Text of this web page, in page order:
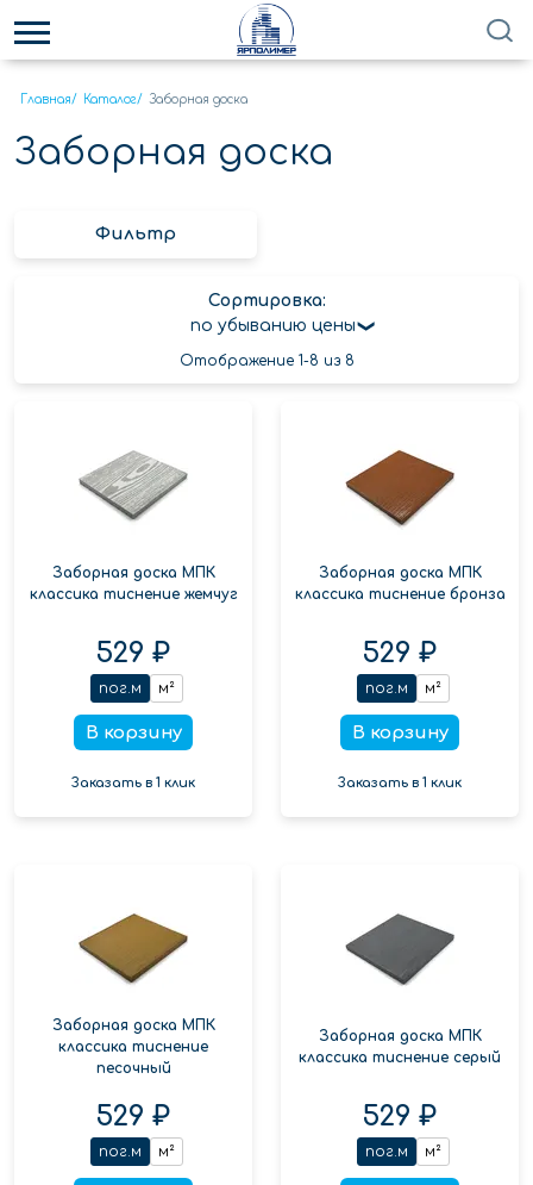
Главная/ Каталог/ Заборная доска
Заборная доска
Фильтр
Сортировка:
по убыванию цены
Отображение 1-8 из 8
Заборная доска МПК
классика тиснение жемчуг
529 ₽
пог.м м²
В корзину
Заказать в 1 клик
Заборная доска МПК
классика тиснение бронза
529 ₽
пог.м м²
В корзину
Заказать в 1 клик
Заборная доска МПК
классика тиснение
песочный
529 ₽
пог.м м²
Заборная доска МПК
классика тиснение серый
529 ₽
пог.м м²